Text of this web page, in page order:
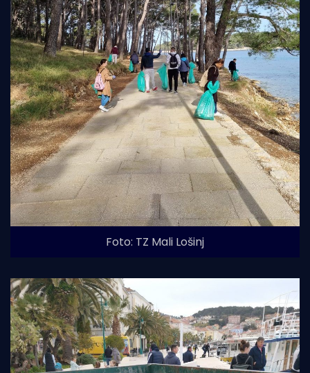
Foto: TZ Mali Lošinj